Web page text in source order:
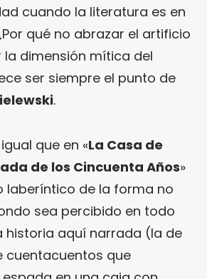
cuando la literatura es en
qué no abrazar el artificio
dimensión mítica del
ser siempre el punto de
.
que en «La Casa de
de los Cincuenta Años»
laberíntico de la forma no
sea percibido en todo
historia aquí narrada (la de
cuentacuentos que